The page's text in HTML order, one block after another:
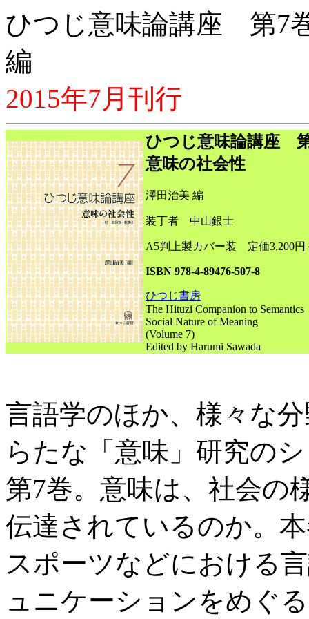
ひつじ意味論講座 第
編
2015年7月刊行
ひつじ意味論講座
意味の社会性
澤田治美 編
装丁者 中山銀士
A5判上製カバー装 定価3,200円
ISBN 978-4-89476-507-8
ひつじ書房
The Hituzi Companion to Semantics
Social Nature of Meaning
(Volume 7)
Edited by Harumi Sawada
言語学のほか、様々な
らたな「意味」研究の
第7巻。意味は、社会の
伝達されているのか。
スポーツなどにおける
ュニケーションをめぐ